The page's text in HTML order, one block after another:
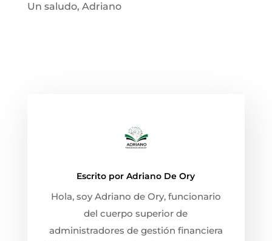
Un saludo, Adriano
Escrito porAdriano De Ory
Hola, soy Adriano de Ory, funcionario
del cuerpo superior de
administradores de gestión financiera